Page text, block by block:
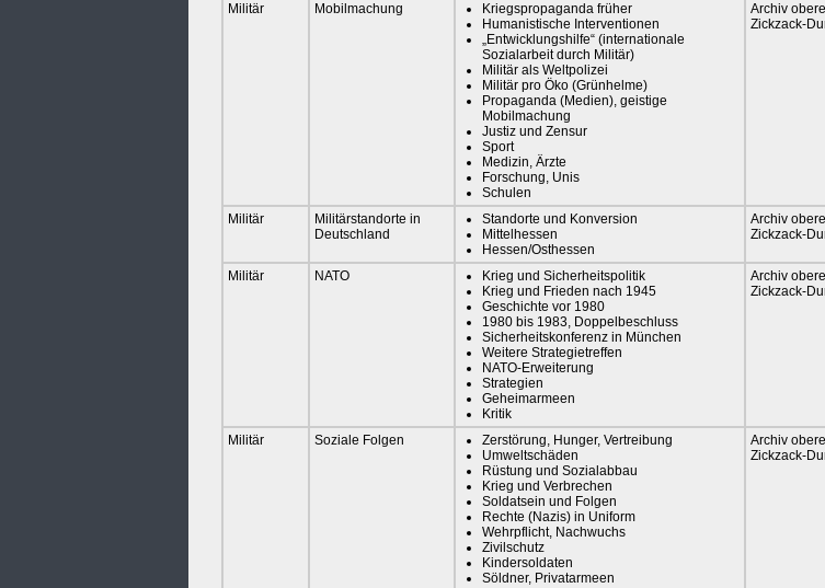
Militär Mobilmachung
Kriegspropaganda früher
Humanistische Interventionen
„Entwicklungshilfe“ (internationale
Sozialarbeit durch Militär)
Militär als Weltpolizei
Militär pro Öko (Grünhelme)
Propaganda (Medien), geistige
Mobilmachung
Justiz und Zensur
Sport
Medizin, Ärzte
Forschung, Unis
Schulen
Archiv
Zickzack-
Militär
Militärstandorte in
Deutschland
Standorte und Konversion
Mittelhessen
Hessen/Osthessen
Archiv
Zickzack-
Militär NATO
Krieg und Sicherheitspolitik
Krieg und Frieden nach 1945
Geschichte vor 1980
1980 bis 1983, Doppelbeschluss
Sicherheitskonferenz in München
Weitere Strategietreffen
NATO-Erweiterung
Strategien
Geheimarmeen
Kritik
Archiv
Zickzack-
Militär Soziale Folgen
Zerstörung, Hunger, Vertreibung
Umweltschäden
Rüstung und Sozialabbau
Krieg und Verbrechen
Soldatsein und Folgen
Rechte (Nazis) in Uniform
Wehrpflicht, Nachwuchs
Zivilschutz
Kindersoldaten
Söldner, Privatarmeen
Archiv
Zickzack-